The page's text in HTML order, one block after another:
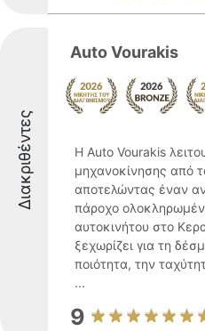
Διακριθέντες
Auto Vourakis
Η Auto Vourakis
μηχανοκίνησης από
αποτελώντας έναν
πάροχο
αυτοκινήτου στο
ξεχωρίζει για τη
ποιότητα, την
...
9